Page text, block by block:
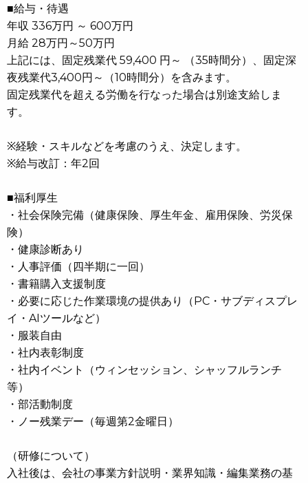
■給与・待遇
年収 336万円 ～ 600万円
月給 28万円～50万円
上記には、固定残業代 59,400 円～ （35時間分）、固定深
夜残業代3,400円～（10時間分）を含みます。
固定残業代を超える労働を行なった場合は別途支給しま
す。
※経験・スキルなどを考慮のうえ、決定します。
※給与改訂：年2回
■福利厚生
・社会保険完備（健康保険、厚生年金、雇用保険、労災保
険）
・健康診断あり
・人事評価（四半期に一回）
・書籍購入支援制度
・必要に応じた作業環境の提供あり（PC・サブディスプレ
イ・AIツールなど）
・服装自由
・社内表彰制度
・社内イベント（ウィンセッション、シャッフルランチ
等）
・部活動制度
・ノー残業デー（毎週第2金曜日）
（研修について）
入社後は、会社の事業方針説明・業界知識・編集業務の基